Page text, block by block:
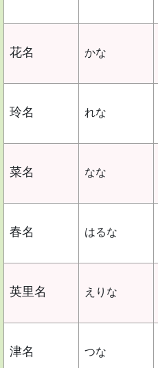
花名 かな
玲名 れな
菜名 なな
春名 はるな
英里名 えりな
津名 つな